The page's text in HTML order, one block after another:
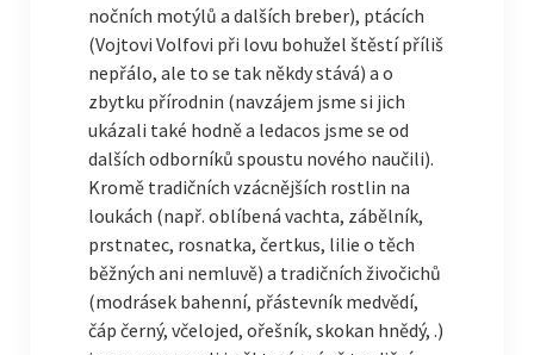
nočních motýlů a dalších breber), ptácích
(Vojtovi Volfovi při lovu bohužel štěstí příliš
nepřálo, ale to se tak někdy stává) a o
zbytku přírodnin (navzájem jsme si jich
ukázali také hodně a ledacos jsme se od
dalších odborníků spoustu nového naučili).
Kromě tradičních vzácnějších rostlin na
loukách (např. oblíbená vachta, zábělník,
prstnatec, rosnatka, čertkus, lilie o těch
běžných ani nemluvě) a tradičních živočichů
(modrásek bahenní, přástevník medvědí,
čáp černý, včelojed, ořešník, skokan hnědý, .)